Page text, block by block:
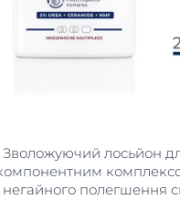
Зволожуючий лосьйон
компонентним
полегшення